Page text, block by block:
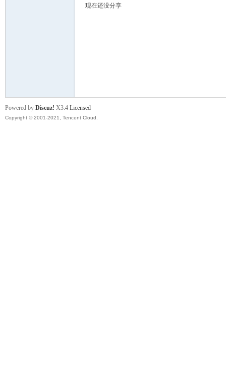
现在还没分享
Powered by Discuz! X3.4 Licensed
Copyright © 2001-2021, Tencent Cloud.